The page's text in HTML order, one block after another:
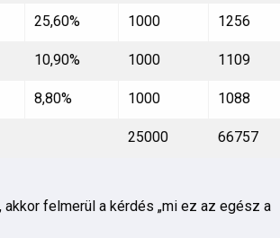
25,60% 1000 1256
10,90% 1000 1109
8,80% 1000 1088
25000 66757
akkor felmerül a kérdés „mi ez az egész a